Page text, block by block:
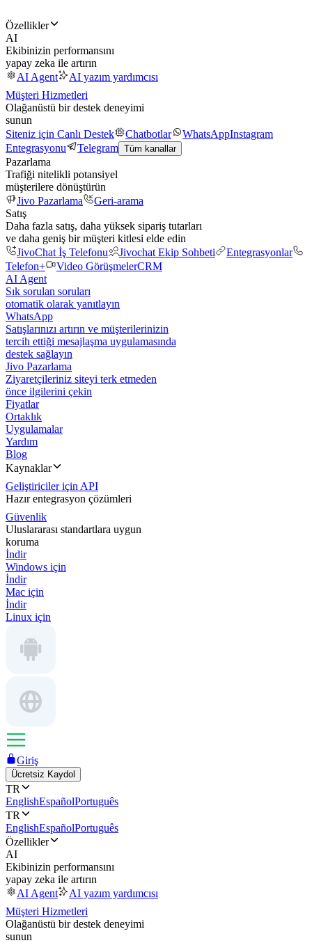
Özellikler
AI
Ekibinizin performansını
yapay zeka ile artırın
AI Agent
AI yazım yardımcısı
Müşteri Hizmetleri
Olağanüstü bir destek deneyimi
sunun
Siteniz için Canlı Destek
Chatbotlar WhatsAppInstagram
Entegrasyonu
Telegram Tüm kanallar
Pazarlama
Trafiği nitelikli potansiyel
müşterilere dönüştürün
Jivo Pazarlama
Geri-arama
Satış
Daha fazla satış, daha yüksek sipariş tutarları
ve daha geniş bir müşteri kitlesi elde edin
JivoChat İş Telefonu
Jivochat Ekip Sohbeti
Entegrasyonlar
Telefon+
Video GörüşmelerCRM
AI Agent
Sık sorulan soruları
otomatik olarak yanıtlayın
WhatsApp
Satışlarınızı artırın ve müşterilerinizin
tercih ettiği mesajlaşma uygulamasında
destek sağlayın
Jivo Pazarlama
Ziyaretçileriniz siteyi terk etmeden
önce ilgilerini çekin
Fiyatlar
Ortaklık
Uygulamalar
Yardım
Blog
Kaynaklar
Geliştiriciler için API
Hazır entegrasyon çözümleri
Güvenlik
Uluslararası standartlara uygun
koruma
İndir
Windows için
İndir
Mac için
İndir
Linux için
Giriş
Ücretsiz Kaydol
TR
EnglishEspañolPortuguês
TR
EnglishEspañolPortuguês
Özellikler
AI
Ekibinizin performansını
yapay zeka ile artırın
AI Agent
AI yazım yardımcısı
Müşteri Hizmetleri
Olağanüstü bir destek deneyimi
sunun